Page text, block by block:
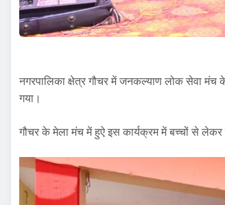
नगरपालिका क्षेत्र गौचर में जनकल्याण लोक सेवा मंच
गया।
गौचर के मेला मंच में हुऐ इस कार्यक्रम में बच्चों से लेकर